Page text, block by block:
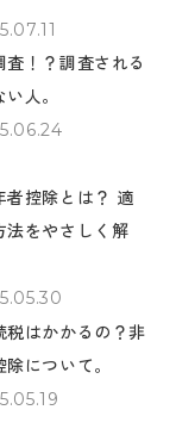
！？調査される
人。
者控除とは？ 適
法をやさしく解
税はかかるの？非
について。